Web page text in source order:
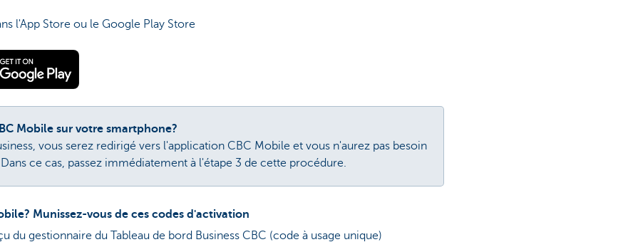
l'App Store ou le Google Play Store
Mobile sur votre smartphone?
vous serez redirigé vers l'application CBC Mobile et vous n'aurez pas besoin
ce cas, passez immédiatement à l'étape 3 de cette procédure.
Munissez-vous de ces codes d'activation
du gestionnaire du Tableau de bord Business CBC (code à usage unique)